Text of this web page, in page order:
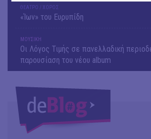
ΘΕΑΤΡΟ / ΧΟΡΟΣ
«Ίων» του Ευρυπίδη
ΜΟΥΣΙΚΗ
Οι Λόγος Τιμής σε πανελλαδική
παρουσίαση του νέου album